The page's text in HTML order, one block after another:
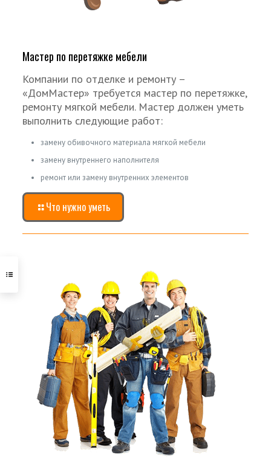
Мастер по перетяжке мебели
Компании по отделке и ремонту –
«ДомМастер» требуется мастер по перетяжке,
ремонту мягкой мебели. Мастер должен уметь
выполнить следующие работ:
замену обивочного материала мягкой мебели
замену внутреннего наполнителя
ремонт или замену внутренних элементов
Что нужно уметь